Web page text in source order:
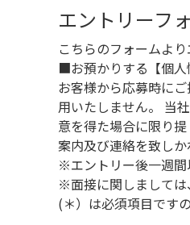
エントリーフ
こちらのフォームよ
■お預かりする【個人
お客様から応募時に
用いたしません。 当
意を得た場合に限り
案内及び連絡を致し
※エントリー後一週間
※面接に関しましては
(＊）は必須項目です